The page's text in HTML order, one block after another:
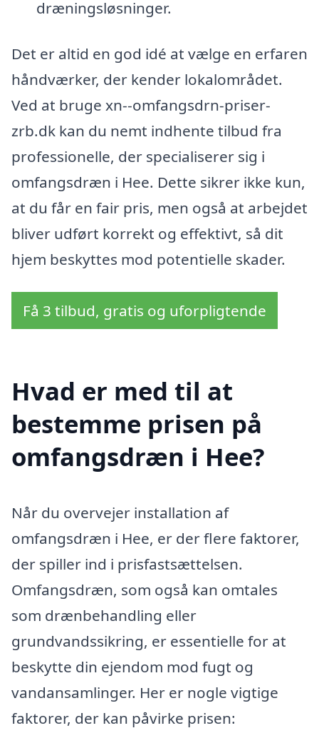
dræningsløsninger.
Det er altid en god idé at vælge en erfaren
håndværker, der kender lokalområdet.
Ved at bruge xn--omfangsdrn-priser-
zrb.dk kan du nemt indhente tilbud fra
professionelle, der specialiserer sig i
omfangsdræn i Hee. Dette sikrer ikke kun,
at du får en fair pris, men også at arbejdet
bliver udført korrekt og effektivt, så dit
hjem beskyttes mod potentielle skader.
Få 3 tilbud, gratis og uforpligtende
Hvad er med til at
bestemme prisen på
omfangsdræn i Hee?
Når du overvejer installation af
omfangsdræn i Hee, er der flere faktorer,
der spiller ind i prisfastsættelsen.
Omfangsdræn, som også kan omtales
som drænbehandling eller
grundvandssikring, er essentielle for at
beskytte din ejendom mod fugt og
vandansamlinger. Her er nogle vigtige
faktorer, der kan påvirke prisen: